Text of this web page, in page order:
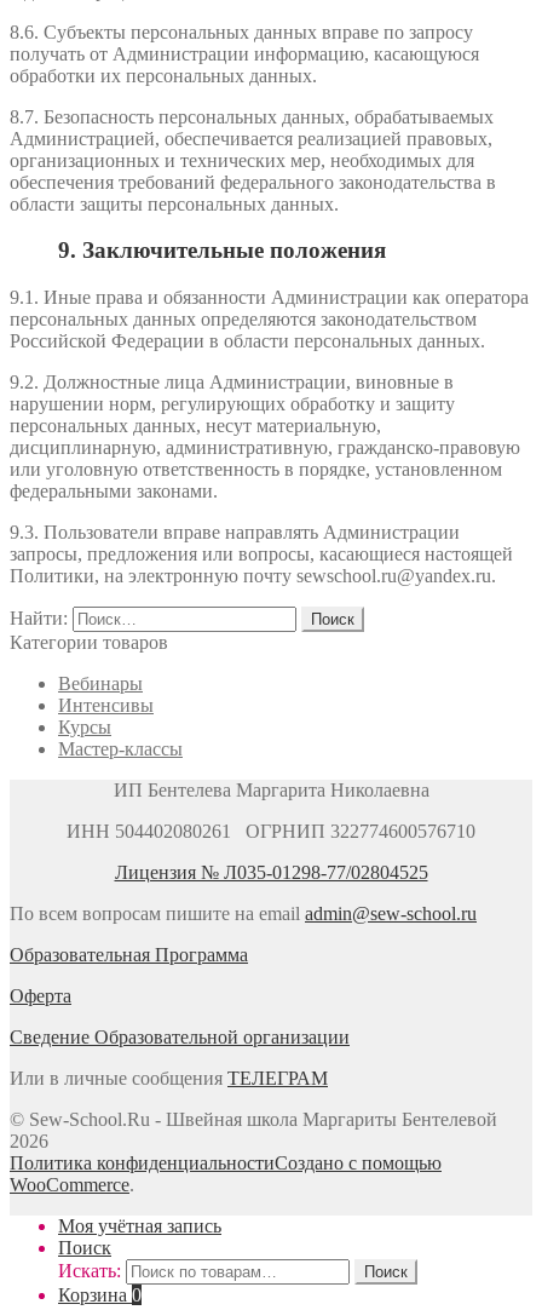
8.6. Субъекты персональных данных вправе по запросу
получать от Администрации информацию, касающуюся
обработки их персональных данных.
8.7. Безопасность персональных данных, обрабатываемых
Администрацией, обеспечивается реализацией правовых,
организационных и технических мер, необходимых для
обеспечения требований федерального законодательства в
области защиты персональных данных.
9. Заключительные положения
9.1. Иные права и обязанности Администрации как оператора
персональных данных определяются законодательством
Российской Федерации в области персональных данных.
9.2. Должностные лица Администрации, виновные в
нарушении норм, регулирующих обработку и защиту
персональных данных, несут материальную,
дисциплинарную, административную, гражданско-правовую
или уголовную ответственность в порядке, установленном
федеральными законами.
9.3. Пользователи вправе направлять Администрации
запросы, предложения или вопросы, касающиеся настоящей
Политики, на электронную почту sewschool.ru@yandex.ru.
Найти:
Категории товаров
Вебинары
Интенсивы
Курсы
Мастер-классы
ИП Бентелева Маргарита Николаевна
ИНН 504402080261 ОГРНИП 322774600576710
Лицензия № Л035-01298-77/02804525
По всем вопросам пишите на email admin@sew-school.ru
Образовательная Программа
Оферта
Сведение Образовательной организации
Или в личные сообщения ТЕЛЕГРАМ
© Sew-School.Ru - Швейная школа Маргариты Бентелевой
2026
Политика конфиденциальностиСоздано с помощью
WooCommerce.
Моя учётная запись
Поиск
Искать:
Поиск
Корзина 0